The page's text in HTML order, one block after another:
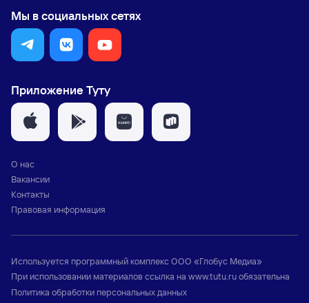
Мы в социальных сетях
Приложение Туту
О нас
Вакансии
Контакты
Правовая информация
Используется программный комплексООО «Глобус Медиа»
При использовании материалов ссылка на www.tutu.ruобязательна
Политика обработки персональных данных